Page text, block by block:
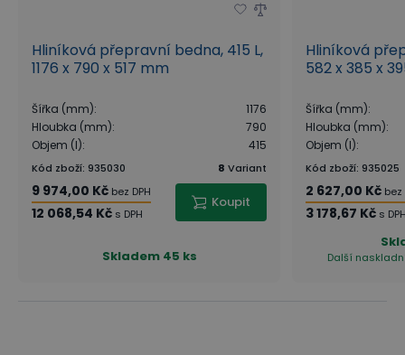
Hliníková přepravní bedna, 415 L,
1176 x 790 x 517 mm
Šířka (mm):
1176
Hloubka (mm):
790
Objem (l): 415
Kód zboží: 935030 8 Variant
9 974,00 Kč bez DPH
12 068,54 Kč s DPH
Koupit
Skladem 45 ks
Hliníková
582 x 385 x
Šířka (mm):
Hloubka (mm):
Objem (l):
Kód zboží: 935025
2 627,00 Kč bez
3 178,67 Kč s
Další